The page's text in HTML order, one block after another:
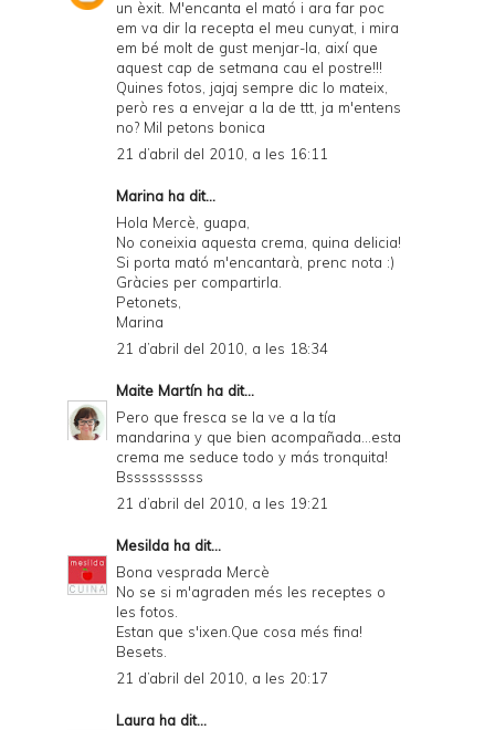
un èxit. M'encanta el mató i ara far poc
em va dir la recepta el meu cunyat, i mira
em bé molt de gust menjar-la, així que
aquest cap de setmana cau el postre!!!
Quines fotos, jajaj sempre dic lo mateix,
però res a envejar a la de ttt, ja m'entens
no? Mil petons bonica
21 d’abril del 2010, a les 16:11
Marina ha dit...
Hola Mercè, guapa,
No coneixia aquesta crema, quina delicia!
Si porta mató m'encantarà, prenc nota :)
Gràcies per compartirla.
Petonets,
Marina
21 d’abril del 2010, a les 18:34
Maite Martín ha dit...
Pero que fresca se la ve a la tía
mandarina y que bien acompañada...esta
crema me seduce todo y más tronquita!
Bssssssssss
21 d’abril del 2010, a les 19:21
Mesilda ha dit...
Bona vesprada Mercè
No se si m'agraden més les receptes o
les fotos.
Estan que s'ixen.Que cosa més fina!
Besets.
21 d’abril del 2010, a les 20:17
Laura ha dit...